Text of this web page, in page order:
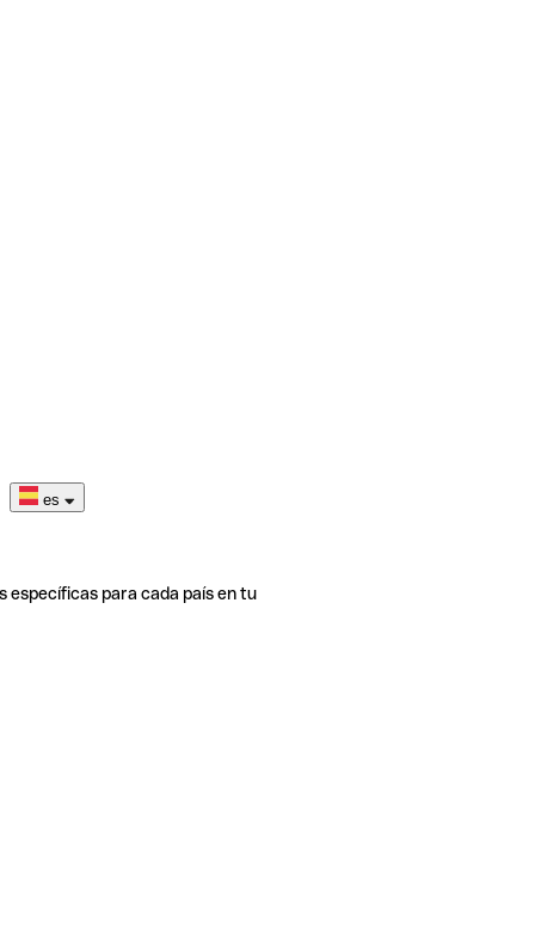
es
específicas para cada país en tu